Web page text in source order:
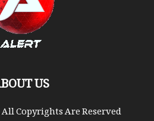
US
Copyrights Are Reserved